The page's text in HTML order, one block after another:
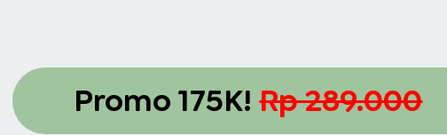
Promo 175K!Rp 289.000